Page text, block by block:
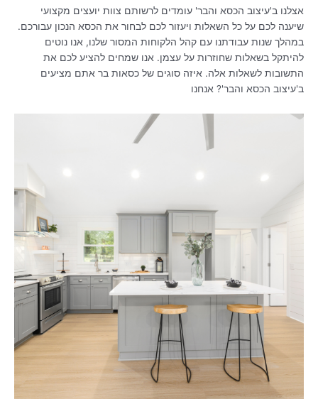
אצלנו ב'עיצוב הכסא והבר' עומדים לרשותם צוות יועצים מקצועי
שיענה לכם על כל השאלות ויעזור לכם לבחור את הכסא הנכון עבורכם.
במהלך שנות עבודתנו עם קהל הלקוחות המסור שלנו, אנו נוטים
להיתקל בשאלות שחוזרות על עצמן. אנו שמחים להציע לכם את
התשובות לשאלות אלה. איזה סוגים של כסאות בר אתם מציעים
ב'עיצוב הכסא והבר'? אנחנו